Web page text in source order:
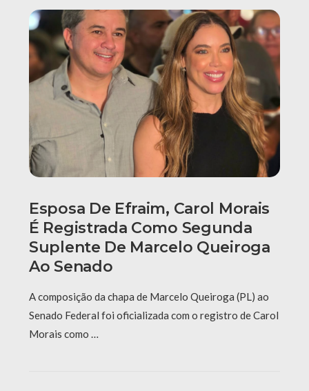
Esposa De Efraim, Carol Morais
É Registrada Como Segunda
Suplente De Marcelo Queiroga
Ao Senado
A composição da chapa de Marcelo Queiroga (PL) ao
Senado Federal foi oficializada com o registro de Carol
Morais como …